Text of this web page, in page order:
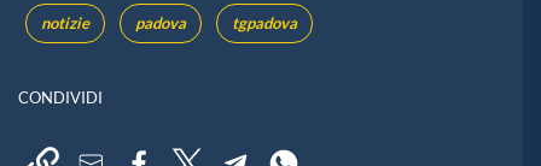
notizie padova tgpadova
CONDIVIDI